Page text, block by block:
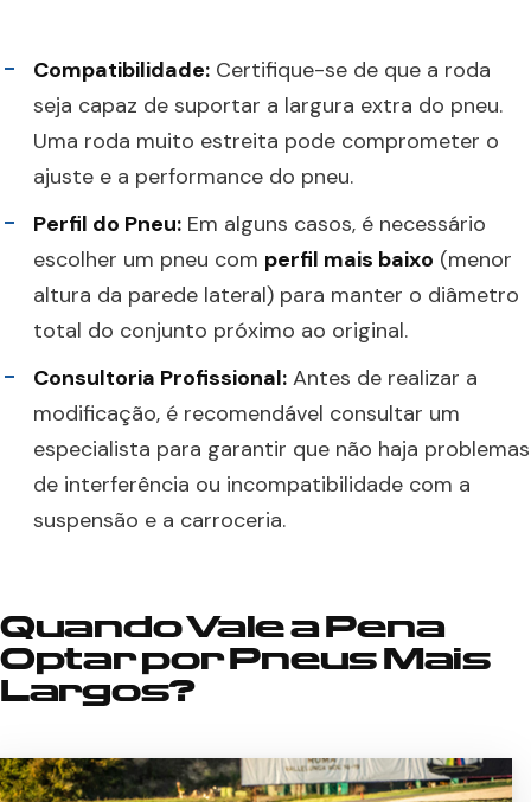
Compatibilidade: Certifique-se de que a roda
seja capaz de suportar a largura extra do pneu.
Uma roda muito estreita pode comprometer o
ajuste e a performance do pneu.
Perfil do Pneu: Em alguns casos, é necessário
escolher um pneu com perfil mais baixo (menor
altura da parede lateral) para manter o diâmetro
total do conjunto próximo ao original.
Consultoria Profissional: Antes de realizar a
modificação, é recomendável consultar um
especialista para garantir que não haja problemas
de interferência ou incompatibilidade com a
suspensão e a carroceria.
Quando Vale a Pena
Optar por Pneus Mais
Largos?